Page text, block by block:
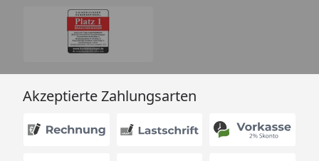
Akzeptierte Zahlungsarten